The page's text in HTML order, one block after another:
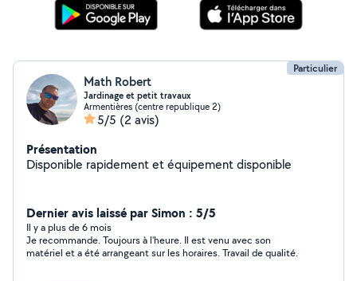
Particulier
Math Robert
Jardinage et petit travaux
Armentières (centre republique 2)
5/5 (2 avis)
Présentation
Disponible rapidement et équipement disponible
Dernier avis laissé par Simon : 5/5
Il y a plus de 6 mois
Je recommande. Toujours à l'heure. Il est venu avec son
matériel et a été arrangeant sur les horaires. Travail de qualité.